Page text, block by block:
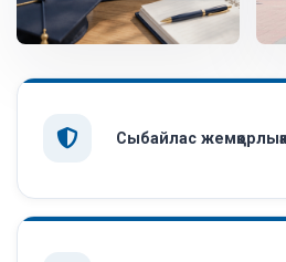
Сыбайлас